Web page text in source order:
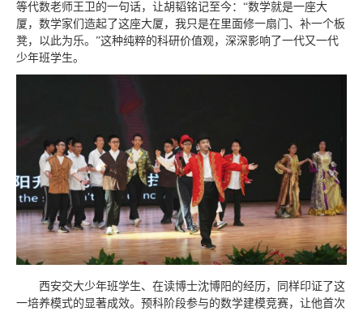
等代数老师王卫的一句话，让胡韬铭记至今：“数学就是一座大
厦，数学家们造起了这座大厦，我只是在里面修一扇门、补一个板
凳，以此为乐。”这种纯粹的科研价值观，深深影响了一代又一代
少年班学生。
西安交大少年班学生、在读博士沈博阳的经历，同样印证了这
一培养模式的显著成效。预科阶段参与的数学建模竞赛，让他首次